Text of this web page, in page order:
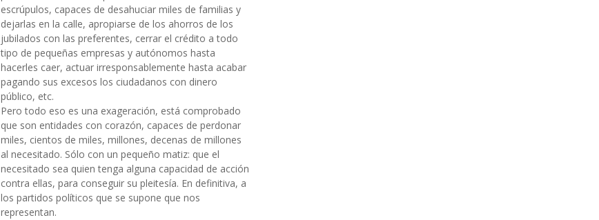
escrúpulos, capaces de desahuciar miles de familias y
dejarlas en la calle, apropiarse de los ahorros de los
jubilados con las preferentes, cerrar el crédito a todo
tipo de pequeñas empresas y autónomos hasta
hacerles caer, actuar irresponsablemente hasta acabar
pagando sus excesos los ciudadanos con dinero
público, etc.
Pero todo eso es una exageración, está comprobado
que son entidades con corazón, capaces de perdonar
miles, cientos de miles, millones, decenas de millones
al necesitado. Sólo con un pequeño matiz: que el
necesitado sea quien tenga alguna capacidad de acción
contra ellas, para conseguir su pleitesía. En definitiva, a
los partidos políticos que se supone que nos
representan.